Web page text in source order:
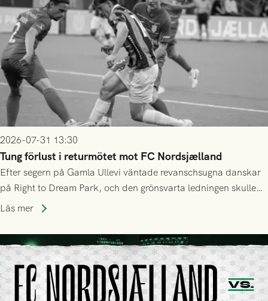
2026-07-31 13:30
Tung förlust i returmötet mot FC Nordsjælland
Efter segern på Gamla Ullevi väntade revanschsugna danskar
på Right to Dream Park, och den grönsvarta ledningen skulle
upphöra efter mindre än kvarten spelad. På lika mark visade
tennissiffror och det grönsvarta europaäventyret tog slut.
Läs mer